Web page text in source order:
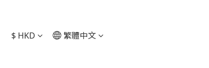
$ HKD 繁體中文